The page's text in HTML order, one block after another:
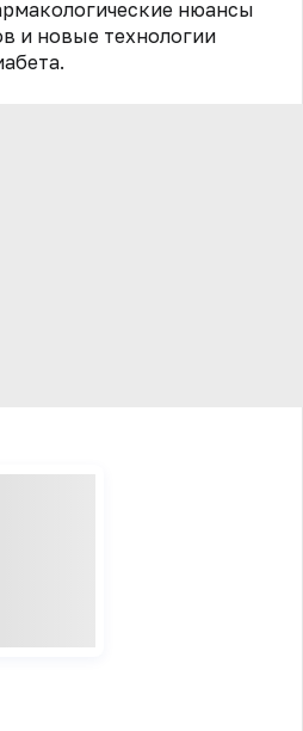
нюансы
и новые технологии